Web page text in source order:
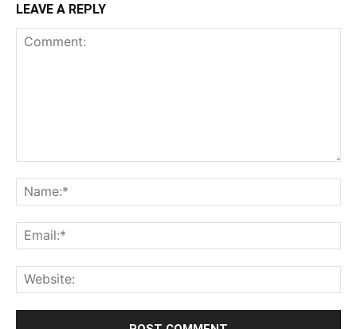
LEAVE A REPLY